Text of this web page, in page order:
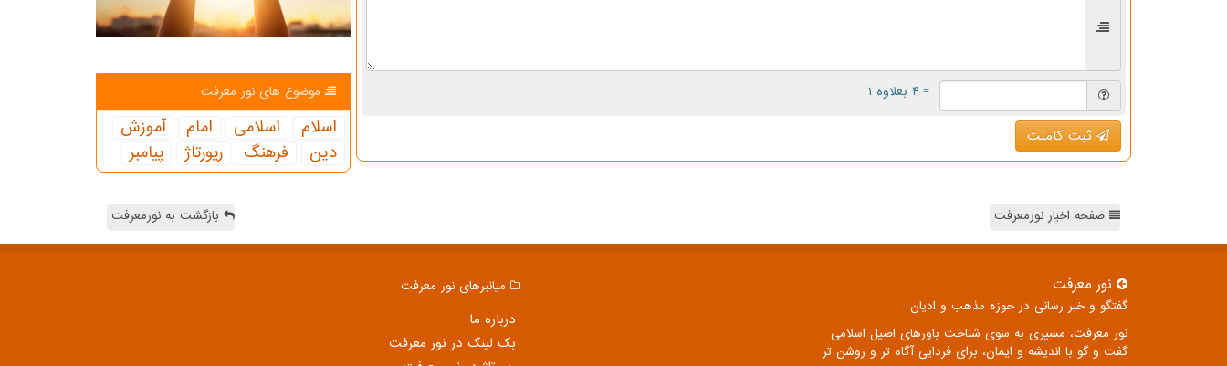
= ۴ بعلاوه ۱
ثبت کامنت
موضوع های نور معرفت
اسلام اسلامی امام
آموزش
دین
فرهنگ رپورتاژ پیامبر
صفحه اخبار نورمعرفت بازگشت به نورمعرفت
نور معرفت
گفتگو و خبر رسانی در حوزه مذهب و ادیان
نور معرفت، مسیری به سوی شناخت باورهای اصیل اسلامی
گفت و گو با اندیشه و ایمان، برای فردایی آگاه تر و روشن تر
میانبرهای نور معرفت
درباره ما
بک لینک در نور معرفت